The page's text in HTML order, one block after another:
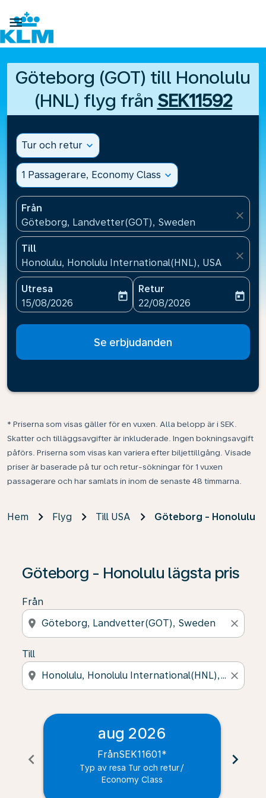

Göteborg (GOT) till Honolulu
(HNL) flyg från SEK11592
Tur och retur expand_more
1 Passagerare, Economy Class expand_more
Från
Göteborg, Landvetter(GOT), Sweden
close
Till
Honolulu, Honolulu International(HNL), USA
close
Utresa
fc-booking-departure-date-aria-label
15/08/2026
today
Retur
fc-booking-return-date-
22/08/2026
today
Se erbjudanden
* Priserna som visas gäller för en vuxen. Alla belopp är i SEK.
Skatter och tilläggsavgifter är inkluderade. Ingen bokningsavgift
påförs. Priserna som visas kan variera efter biljettillgång. Visade
priser är baserade på tur och retur-sökningar för 1 vuxen
passagerare och har samlats in inom de senaste 48 timmarna.
Hem Flyg Till USA Göteborg - Honolulu
Göteborg - Honolulu lägsta pris
Från
location_on close
Till
location_on close
chevron_left
aug 2026
FrånSEK11601*
Typ av resa Tur och retur /
Economy Class
chevron_right